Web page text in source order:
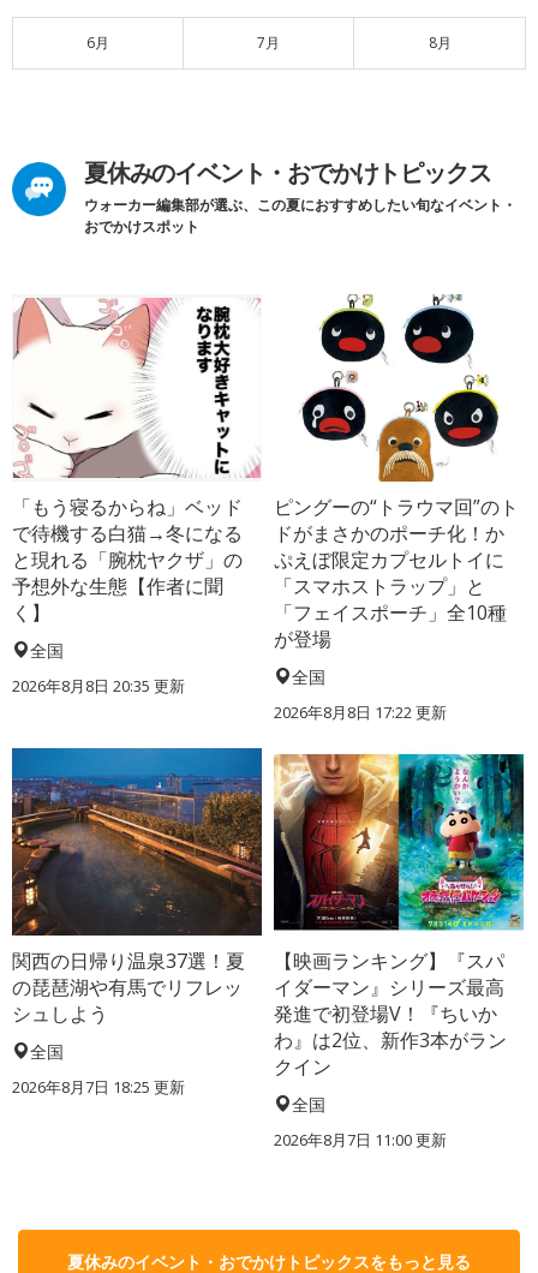
6月 7月 8月
夏休みのイベント・おでかけトピックス
ウォーカー編集部が選ぶ、この夏におすすめしたい旬なイベント・
おでかけスポット
「もう寝るからね」ベッド
で待機する白猫→冬になる
と現れる「腕枕ヤクザ」の
予想外な生態【作者に聞
く】
全国
2026年8月8日 20:35 更新
ピングーの“トラウマ回”のト
ドがまさかのポーチ化！か
ぷえぼ限定カプセルトイに
「スマホストラップ」と
「フェイスポーチ」全10種
が登場
全国
2026年8月8日 17:22更新
関西の日帰り温泉37選！夏
の琵琶湖や有馬でリフレッ
シュしよう
全国
2026年8月7日 18:25 更新
【映画ランキング】『スパ
イダーマン』シリーズ最高
発進で初登場V！『ちいか
わ』は2位、新作3本がラン
クイン
全国
2026年8月7日 11:00更新
夏休みのイベント・おでかけトピックスをもっと見る